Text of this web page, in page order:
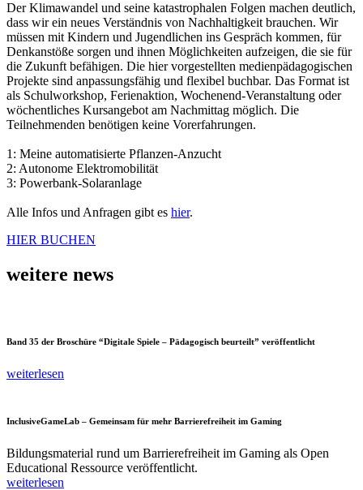
Der Klimawandel und seine katastrophalen Folgen machen deutlich,
dass wir ein neues Verständnis von Nachhaltigkeit brauchen. Wir
müssen mit Kindern und Jugendlichen ins Gespräch kommen, für
Denkanstöße sorgen und ihnen Möglichkeiten aufzeigen, die sie für
die Zukunft befähigen. Die hier vorgestellten medienpädagogischen
Projekte sind anpassungsfähig und flexibel buchbar. Das Format ist
als Schulworkshop, Ferienaktion, Wochenend-Veranstaltung oder
wöchentliches Kursangebot am Nachmittag möglich. Die
Teilnehmenden benötigen keine Vorerfahrungen.
1: Meine automatisierte Pflanzen-Anzucht
2: Autonome Elektromobilität
3: Powerbank-Solaranlage
Alle Infos und Anfragen gibt es hier.
HIER BUCHEN
weitere news
Band 35 der Broschüre “Digitale Spiele – Pädagogisch beurteilt” veröffentlicht
weiterlesen
InclusiveGameLab – Gemeinsam für mehr Barrierefreiheit im Gaming
Bildungsmaterial rund um Barrierefreiheit im Gaming als Open
Educational Ressource veröffentlicht.
weiterlesen